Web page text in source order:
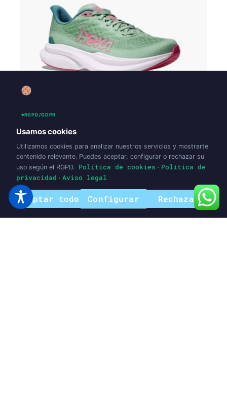
Seleccionar opciones
RGPD/GDPR
Usamos cookies
Utilizamos cookies para analizar nuestros servicios y mostrarte
contenido relevante. Puedes aceptar, configurar o rechazar su
uso según el RGPD. Política de cookies · Política de
privacidad · Aviso legal
Aceptar todo Configurar Rechazar